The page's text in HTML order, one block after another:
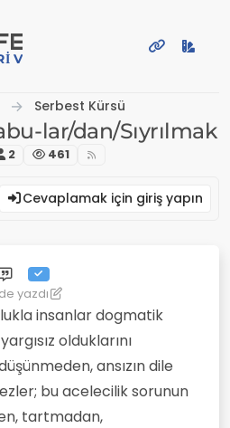
VE PAYLAŞIM PLATFORMU
Serbest Kürsü
lar/dan/Sıyrılmak
2 461
Cevaplamak için giriş yapın
yazdı
insanlar dogmatik
olduklarını
ansızın dile
bu acelecilik sorunun
tartmadan,